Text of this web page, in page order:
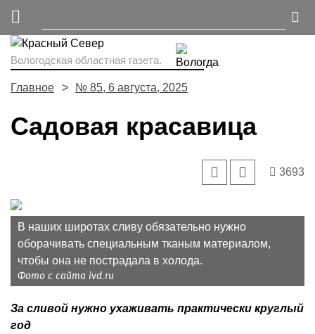
Вологодская областная газета.
Главное № 85, 6 августа, 2025
Садовая красавица
3693
В наших широтах сливу обязательно нужно
оборачивать специальным тканым материалом,
чтобы она не пострадала в холода.
Фото с сайта ivd.ru
За сливой нужно ухаживать практически круглый
год